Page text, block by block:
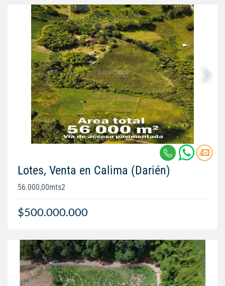
Lotes, Venta en Calima (Darién)
56.000,00mts2
$500.000.000